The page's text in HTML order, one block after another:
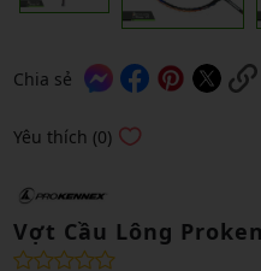
Chia sẻ
Yêu thích (0)
Vợt Cầu Lông